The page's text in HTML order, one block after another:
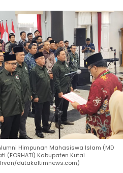
Himpunan Mahasiswa Islam (MD
(FORHATI) Kabupaten Kutai
dutakaltimnews.com)